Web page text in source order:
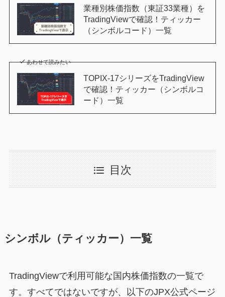
業種別株価指数（東証33業種）を
TradingViewで確認！ティッカー
（シンボルコード）一覧
あわせて読みたい
TOPIX-17シリーズをTradingView
で確認！ティッカー（シンボルコ
ード）一覧
目次
シンボル（ティッカー）一覧
TradingViewで利用可能な国内株価指数の一覧で
す。すべてではないですが、以下のJPX公式ページ